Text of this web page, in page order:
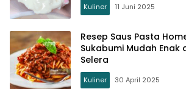
Kuliner 11 Juni 2025
Resep Saus Pasta
Sukabumi Mudah Enak
Selera
Kuliner 30 April 2025